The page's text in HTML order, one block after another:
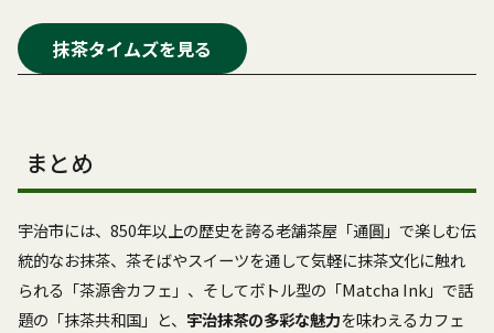
抹茶タイムズを見る
まとめ
宇治市には、850年以上の歴史を誇る老舗茶屋「通圓」で楽しむ伝
統的なお抹茶、茶そばやスイーツを通して気軽に抹茶文化に触れ
られる「茶源舎カフェ」、そしてボトル型の「Matcha Ink」で話
題の「抹茶共和国」と、 宇治抹茶の多彩な魅力を味わえるカフェ